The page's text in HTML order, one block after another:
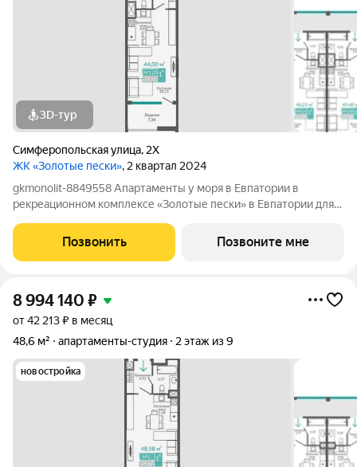
3D-тур
Симферопольская улица, 2Х
ЖК «Золотые пески», 2 квартал 2024
gkmonolit-8849558 Апартаменты у моря в Евпатории в
рекреационном комплексе «Золотые пески» в Евпатории для
ОГРАНИЧЕНО! Ввод в эксплуатацию - II кв. 2027 О
КОМПЛЕКСЕ. Комплекс апартаментов «Золотые пески» -
Позвонить Позвоните мне
8 994 140 ₽
от 42 213 ₽ в месяц
48,6 м²
апартаменты-студия 2 этаж из 9
новостройка